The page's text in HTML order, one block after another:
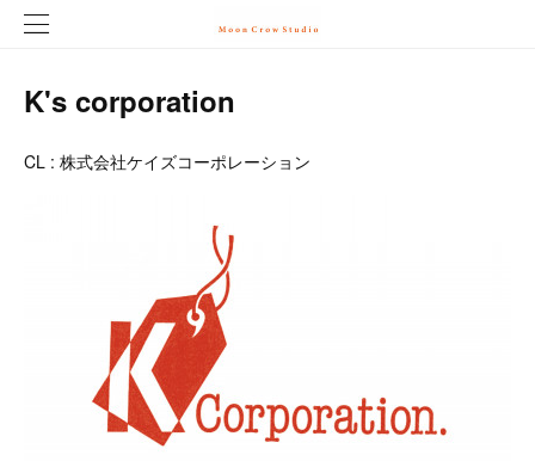
K's corporation
CL : 株式会社ケイズコーポレーション